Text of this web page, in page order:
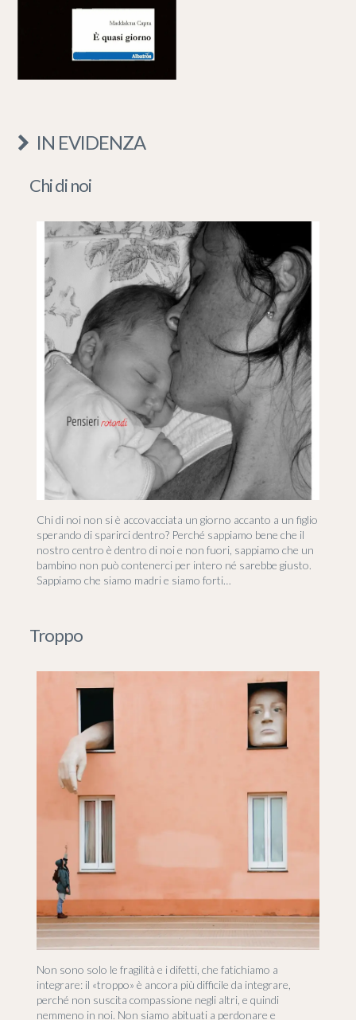
IN EVIDENZA
Chi di noi
Chi di noi non si è accovacciata un giorno accanto a un figlio
sperando di sparirci dentro? Perché sappiamo bene che il
nostro centro è dentro di noi e non fuori, sappiamo che un
bambino non può contenerci per intero né sarebbe giusto.
Sappiamo che siamo madri e siamo forti…
Troppo
Non sono solo le fragilità e i difetti, che fatichiamo a
integrare: il «troppo» è ancora più difficile da integrare,
perché non suscita compassione negli altri, e quindi
nemmeno in noi. Non siamo abituati a perdonare e